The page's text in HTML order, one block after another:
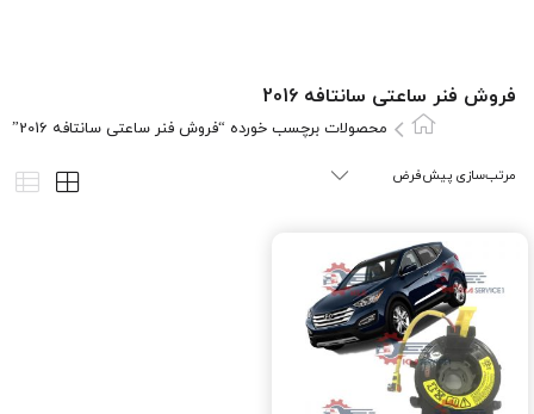
فروش فنر ساعتی سانتافه 2016
محصولات برچسب خورده “فروش فنر ساعتی سانتافه 2016”